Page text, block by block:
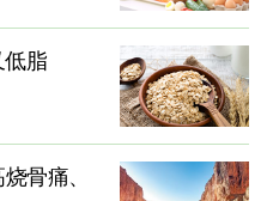
低脂
骨痛、